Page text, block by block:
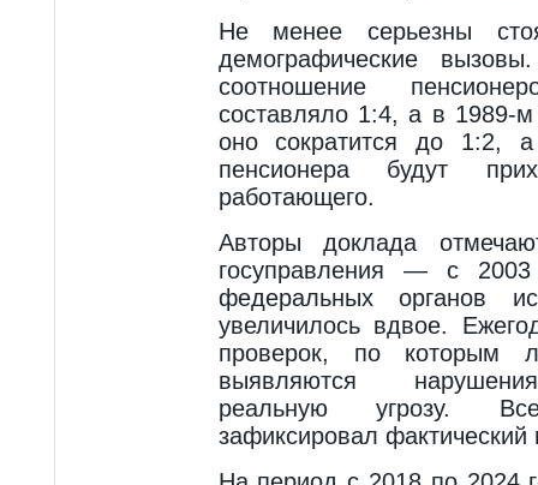
Не менее серьезны
демографические
соотношение
составляло 1:4, а в 1989-
оно сократится до 1:2,
пенсионера будут
работающего.
Авторы доклада
госуправления — с
федеральных органов
увеличилось вдвое.
проверок, по которым
выявляются
реальную угрозу.
зафиксировал фактический